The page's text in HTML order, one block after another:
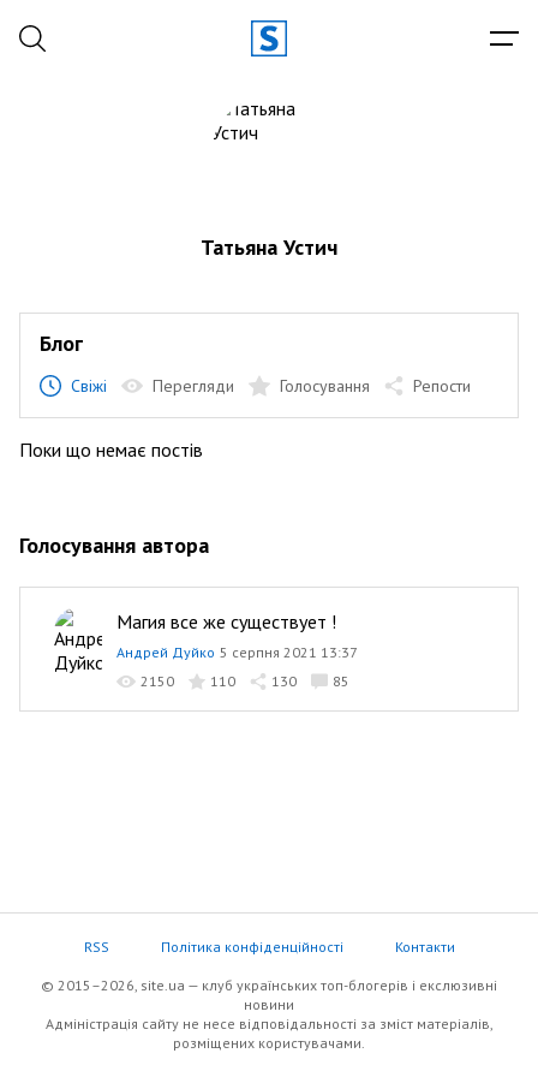
Татьяна Устич
Блог
Свіжі Перегляди Голосування Репости
Поки що немає постів
Голосування автора
Магия все же существует !
Андрей Дуйко 5 серпня 2021 13:37
2150
110 130 85
RSS Політика конфіденційності Контакти
© 2015–2026, site.ua — клуб українських топ-блогерів i екслюзивнi
новини
Адміністрація сайту не несе відповідальності за зміст матеріалів,
розміщених користувачами.